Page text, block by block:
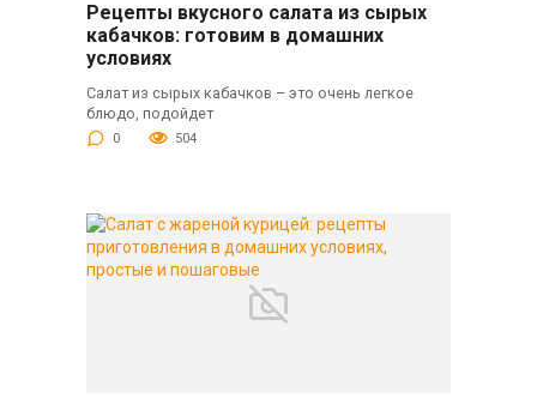
Рецепты вкусного салата из сырых
кабачков: готовим в домашних
условиях
Салат из сырых кабачков – это очень легкое
блюдо, подойдет
0 504